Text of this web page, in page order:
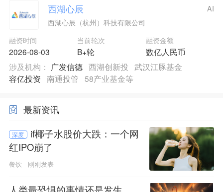
西湖心辰
西湖心辰（杭州）科技有限公司
融资时间
2026-08-03
当前轮次
B+轮
融资金额
数亿人民币
AI
涉及机构： 广发信德 西湖创新投 武汉江豚基金
容亿投资 南通投管 58产业基金等
最新资讯
深度
if椰子水股价大跌：一个网
红IPO崩了
餐饮 刚刚发表
人类最恐惧的事情还是发生